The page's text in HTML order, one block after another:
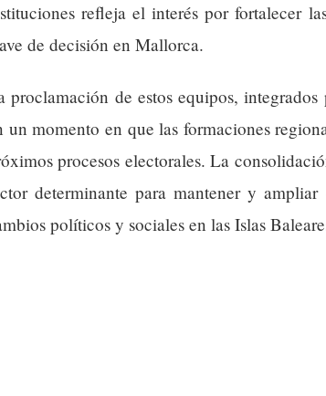
refleja el interés por fortalecer
de decisión en Mallorca.
proclamación de estos equipos,
un momento en que las formaciones
procesos electorales. La
determinante para mantener y
políticos y sociales en las Islas